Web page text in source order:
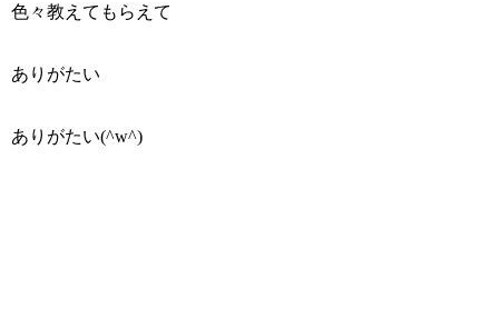
色々教えてもらえて
ありがたい
ありがたい(^w^)